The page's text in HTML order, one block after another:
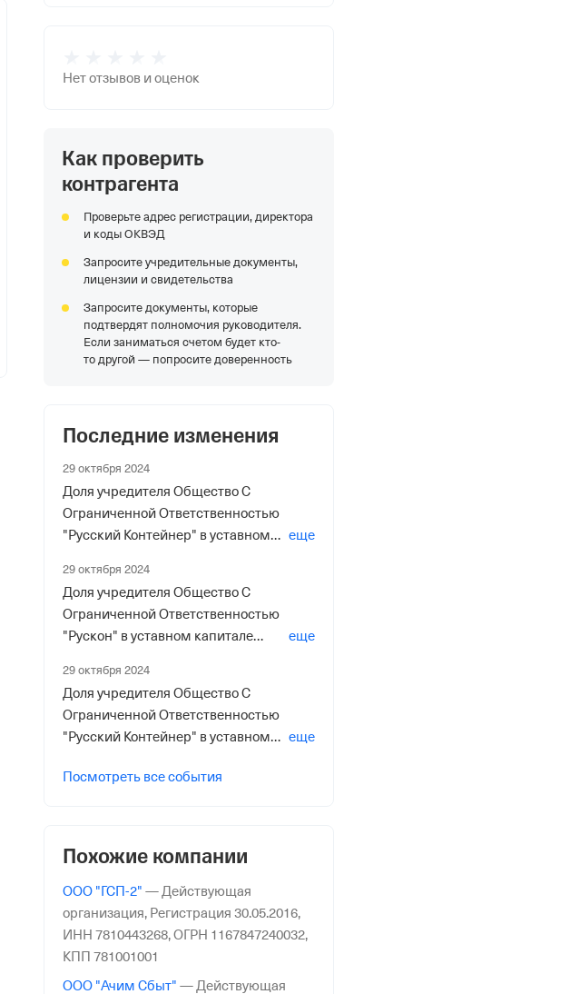
Нет отзывов и оценок
Как проверить
контрагента
Проверьте адрес регистрации, директора
и коды ОКВЭД
Запросите учредительные документы,
лицензии и свидетельства
Запросите документы, которые
подтвердят полномочия руководителя.
Если заниматься счетом будет кто-
то другой — попросите доверенность
Последние изменения
29 октября 2024
Доля учредителя Общество С
Ограниченной Ответственностью
"Русский Контейнер" в уставном
еще
29 октября 2024
Доля учредителя Общество С
Ограниченной Ответственностью
"Рускон" в уставном капитале
еще
29 октября 2024
Доля учредителя Общество С
Ограниченной Ответственностью
"Русский Контейнер" в уставном
на 0 ₽
еще
Посмотреть все события
Похожие компании
ООО "ГСП-2" — Действующая
организация, Регистрация 30.05.2016,
ИНН 7810443268,ОГРН 1167847240032,
КПП 781001001
ООО "Ачим Сбыт" — Действующая